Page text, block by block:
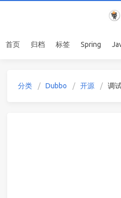
首页 归档 标签 Spring
分类 Dubbo 开源 调